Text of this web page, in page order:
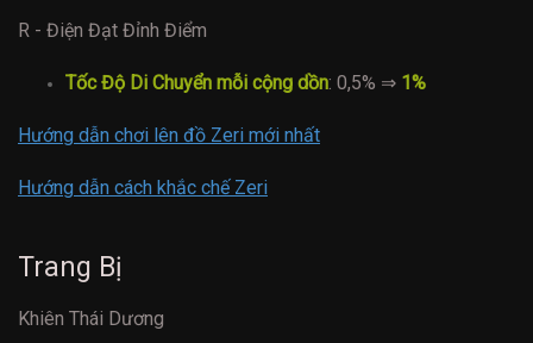
R - Điện Đạt Đỉnh Điểm
Tốc Độ Di Chuyển mỗi cộng dồn: 0,5% ⇒ 1%
Hướng dẫn chơi lên đồ Zeri mới nhất
Hướng dẫn cách khắc chế Zeri
Trang Bị
Khiên Thái Dương